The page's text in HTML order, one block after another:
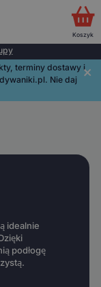
terminy dostawy i
Nie daj
idealnie
podłogę
Koszyk